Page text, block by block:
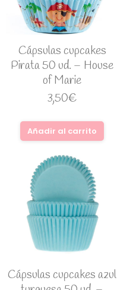
Cápsulas cupcakes
Pirata 50 ud. – House
of Marie
3,50€
Añadir al carrito
Cápsulas cupcakes azul